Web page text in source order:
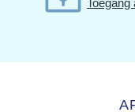
Toegang